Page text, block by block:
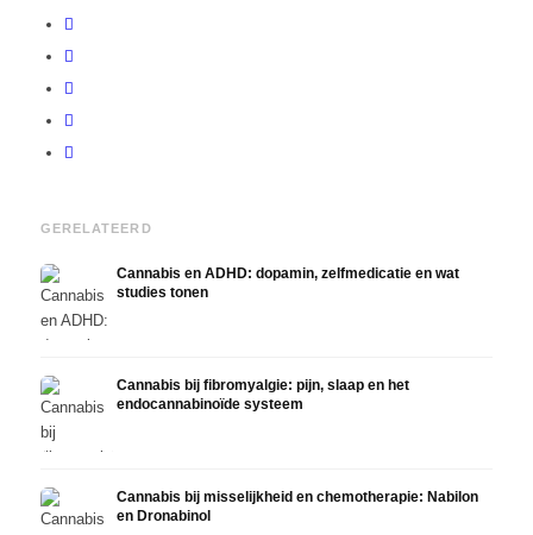
GERELATEERD
Cannabis en ADHD: dopamin, zelfmedicatie en wat
studies tonen
Cannabis bij fibromyalgie: pijn, slaap en het
endocannabinoïde systeem
Cannabis bij misselijkheid en chemotherapie: Nabilon
en Dronabinol